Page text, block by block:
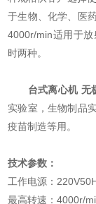
于生物、化学、医
4000r/min适用于
时两种。
台式离心机 无
实验室，生物制品
疫苗制造等用。
技术参数：
工作电源：
最高转速：4000r/